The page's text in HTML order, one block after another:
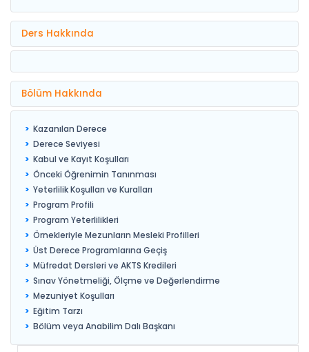
Ders Hakkında
Bölüm Hakkında
Kazanılan Derece
Derece Seviyesi
Kabul ve Kayıt Koşulları
Önceki Öğrenimin Tanınması
Yeterlilik Koşulları ve Kuralları
Program Profili
Program Yeterlilikleri
Örnekleriyle Mezunların Mesleki Profilleri
Üst Derece Programlarına Geçiş
Müfredat Dersleri ve AKTS Kredileri
Sınav Yönetmeliği, Ölçme ve Değerlendirme
Mezuniyet Koşulları
Eğitim Tarzı
Bölüm veya Anabilim Dalı Başkanı